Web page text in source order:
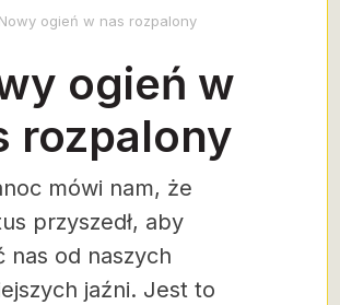
Nowy ogień w nas rozpalony
ogień w
rozpalony
mówi nam, że
przyszedł, aby
nas od naszych
jaźni. Jest to